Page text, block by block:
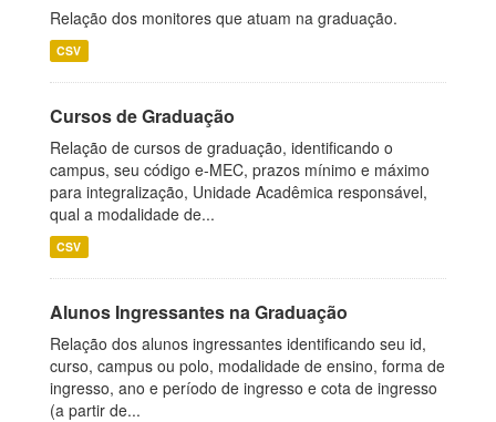
Relação dos monitores que atuam na graduação.
CSV
Cursos de Graduação
Relação de cursos de graduação, identificando o
campus, seu código e-MEC, prazos mínimo e máximo
para integralização, Unidade Acadêmica responsável,
qual a modalidade de...
CSV
Alunos Ingressantes na Graduação
Relação dos alunos ingressantes identificando seu id,
curso, campus ou polo, modalidade de ensino, forma de
ingresso, ano e período de ingresso e cota de ingresso
(a partir de...